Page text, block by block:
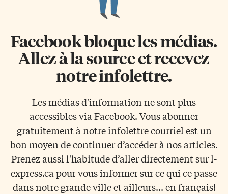
Facebook bloque les médias.
Allez à la source et recevez
notre infolettre.
Les médias d'information ne sont plus
accessibles via Facebook. Vous abonner
gratuitement à notre infolettre courriel est un
bon moyen de continuer d’accéder à nos articles.
Prenez aussi l'habitude d’aller directement sur l-
express.ca pour vous informer sur ce qui ce passe
dans notre grande ville et ailleurs... en français!